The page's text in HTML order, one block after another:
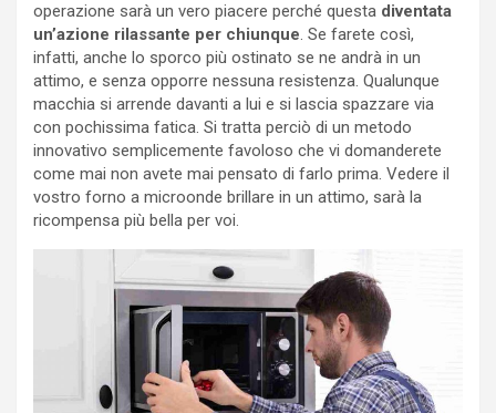
operazione sarà un vero piacere perché questa diventata
un’azione rilassante per chiunque. Se farete così,
infatti, anche lo sporco più ostinato se ne andrà in un
attimo, e senza opporre nessuna resistenza. Qualunque
macchia si arrende davanti a lui e si lascia spazzare via
con pochissima fatica. Si tratta perciò di un metodo
innovativo semplicemente favoloso che vi domanderete
come mai non avete mai pensato di farlo prima. Vedere il
vostro forno a microonde brillare in un attimo, sarà la
ricompensa più bella per voi.